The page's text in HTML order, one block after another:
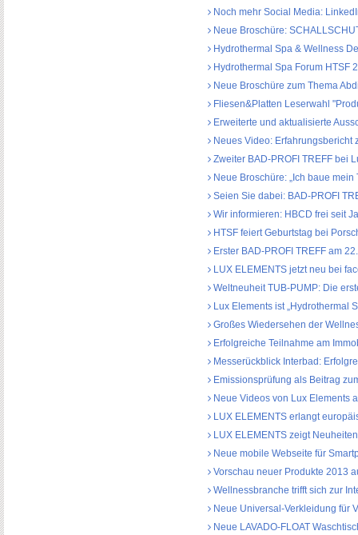
Noch mehr Social Media:
Neue Broschüre:
Hydrothermal Spa & Wellness
Hydrothermal Spa Forum HTSF
Neue Broschüre zum Thema
Fliesen&Platten Leserwahl
Erweiterte und aktualisierte
Neues Video: Erfahrungsbericht
Zweiter BAD-PROFI TREFF bei
Neue Broschüre: „Ich baue
Seien Sie dabei: BAD-PROFI
Wir informieren: HBCD frei seit
HTSF feiert Geburtstag bei
Erster BAD-PROFI TREFF am
LUX ELEMENTS jetzt neu bei
Weltneuheit TUB-PUMP: Die
Lux Elements ist „Hydrothermal
Großes Wiedersehen der
Erfolgreiche Teilnahme am
Messerückblick Interbad:
Emissionsprüfung als Beitrag
Neue Videos von Lux Elements
LUX ELEMENTS erlangt
LUX ELEMENTS zeigt
Neue mobile Webseite für
Vorschau neuer Produkte 2013
Wellnessbranche trifft sich zur
Neue Universal-Verkleidung für
Neue LAVADO-FLOAT